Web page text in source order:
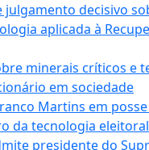
julgamento decisivo
aplicada à
minerais críticos e
em sociedade
Martins em
da tecnologia
presidente do